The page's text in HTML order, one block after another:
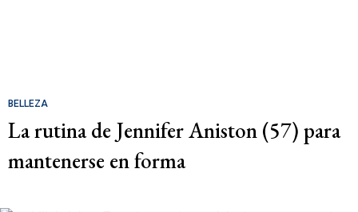
BELLEZA
La rutina de Jennifer Aniston (57) para
mantenerse en forma